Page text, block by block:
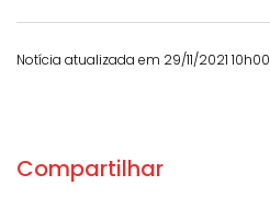
Notícia atualizada em 29/11/2021 10h00
Compartilhar